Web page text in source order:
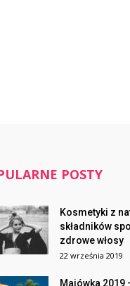
POSTY
Kosmetyki z
składników
zdrowe włosy
22 września 2019
Majówka 2019